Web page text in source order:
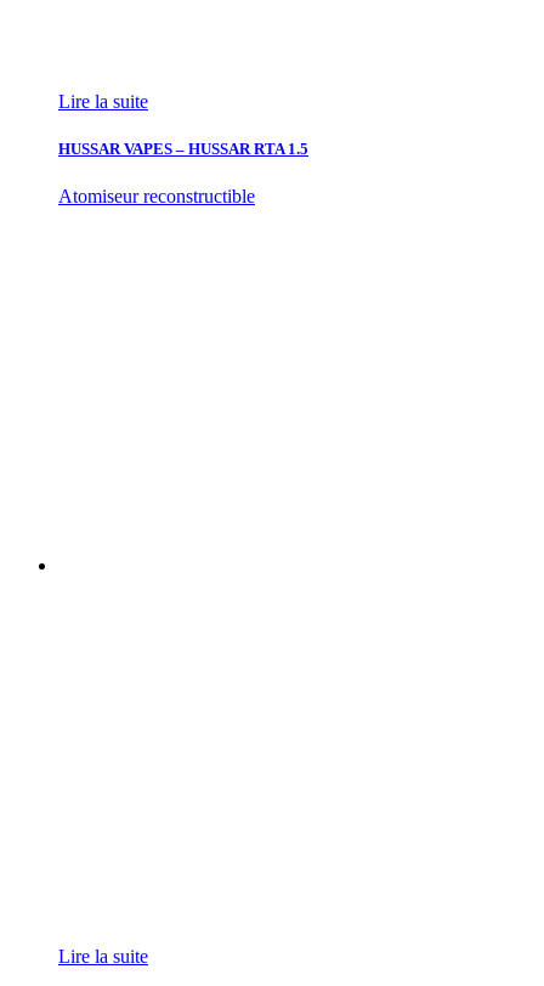
Lire la suite
HUSSAR VAPES – HUSSAR RTA 1.5
Atomiseur reconstructible
Lire la suite